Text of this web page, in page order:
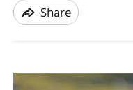
Share